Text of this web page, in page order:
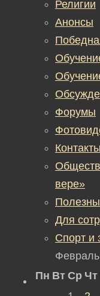
Религии
Анонсы
Форумы
Контакты
вере»
Для
Спорт и
Пн Вт Ср Чт